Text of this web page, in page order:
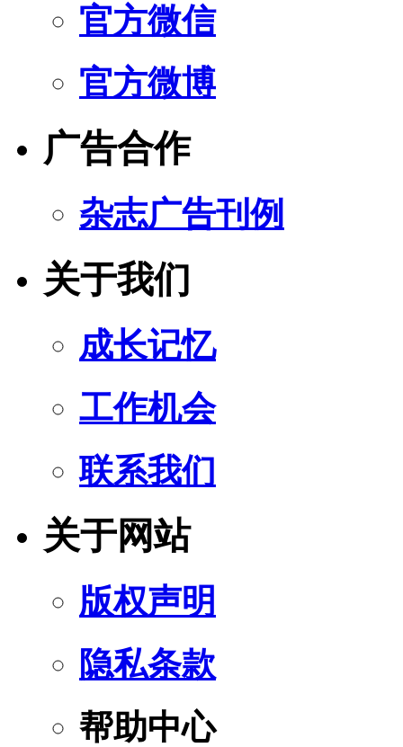
官方微信
官方微博
广告合作
杂志广告刊例
关于我们
成长记忆
工作机会
联系我们
关于网站
版权声明
隐私条款
帮助中心